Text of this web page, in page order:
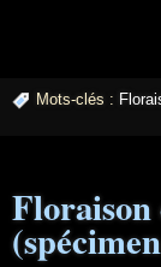
Mots-clés :